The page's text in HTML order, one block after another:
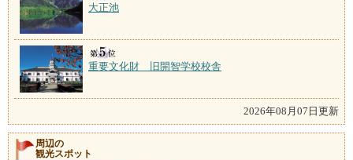
大正池
重要文化財 旧開智学校校舎
2026年08月07日更新
周辺の
観光スポット